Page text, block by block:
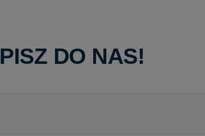
DO NAS!